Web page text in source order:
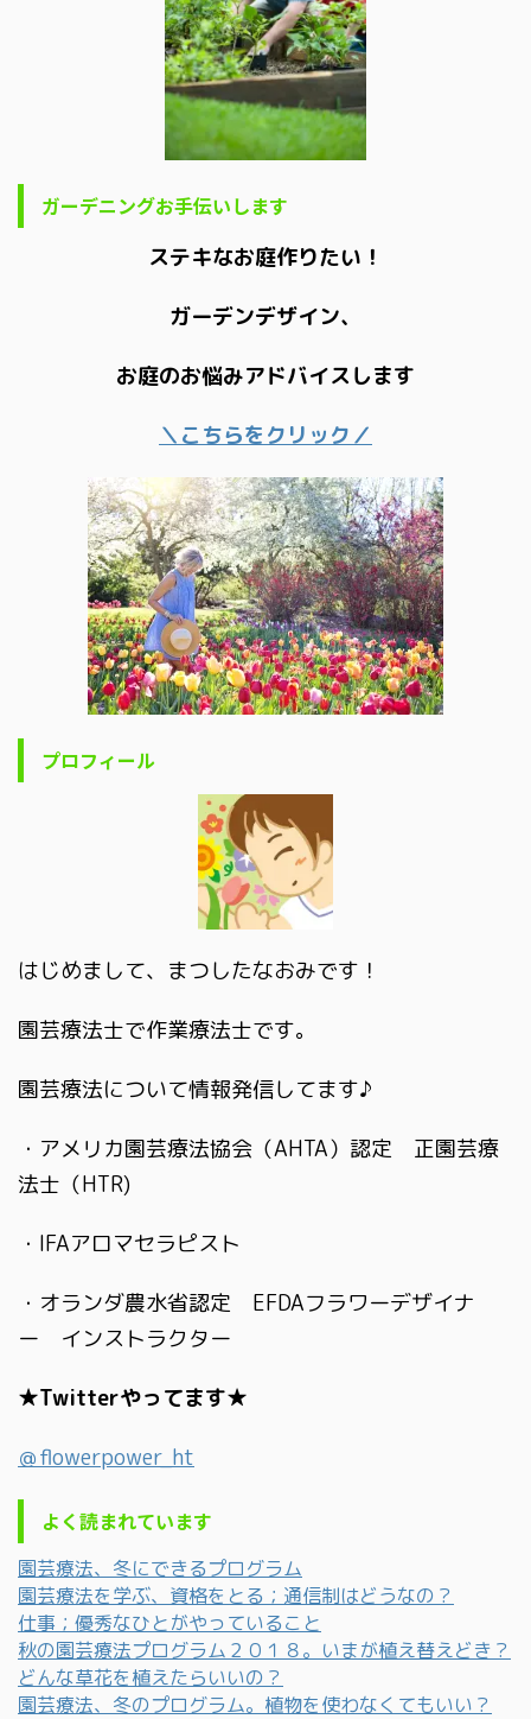
ガーデニングお手伝いします
ステキなお庭作りたい！
ガーデンデザイン、
お庭のお悩みアドバイスします
＼こちらをクリック／
プロフィール
はじめまして、まつしたなおみです！
園芸療法士で作業療法士です。
園芸療法について情報発信してます♪
・アメリカ園芸療法協会（AHTA）認定 正園芸療
法士（HTR)
・IFAアロマセラピスト
・オランダ農水省認定 EFDAフラワーデザイナ
ー インストラクター
★Twitterやってます★
＠flowerpower_ht
よく読まれています
園芸療法、冬にできるプログラム
園芸療法を学ぶ、資格をとる；通信制はどうなの？
仕事；優秀なひとがやっていること
秋の園芸療法プログラム２０１８。いまが植え替えどき？
どんな草花を植えたらいいの？
園芸療法、冬のプログラム。植物を使わなくてもいい？